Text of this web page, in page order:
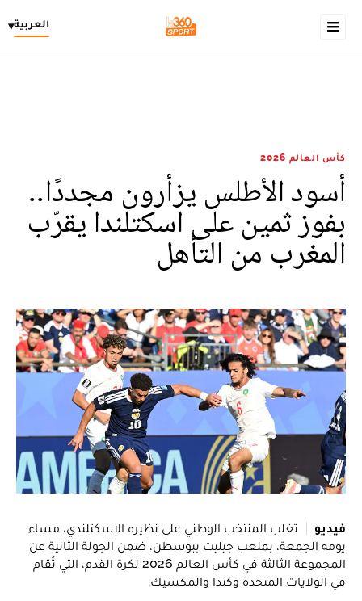
العربية▾
كأس العالم 2026
أسود الأطلس يزأرون مجددًا..
بفوز ثمين على اسكتلندا يقرّب
المغرب من التأهل
فيديو
تغلب المنتخب الوطني على نظيره الاسكتلندي، مساء
يومه الجمعة، بملعب جيليت ببوسطن، ضمن الجولة الثانية عن
المجموعة الثالثة في كأس العالم 2026 لكرة القدم، التي تُقام
في الولايات المتحدة وكندا والمكسيك.